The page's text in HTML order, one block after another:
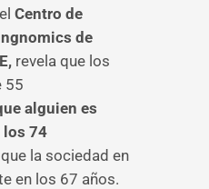
Centro de
de
revela que los
55
alguien es
los 74
la sociedad en
en los 67 años.